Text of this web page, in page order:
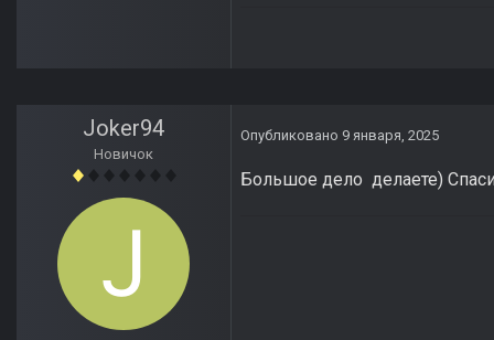
Joker94
Новичок
Опубликовано 9 января, 2025
Большое дело делаете)